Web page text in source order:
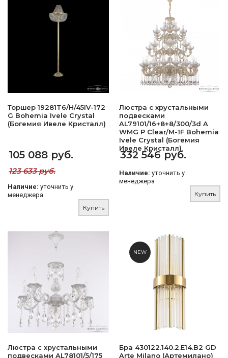
Торшер 19281T6/H/45IV-172
G Bohemia Ivele Crystal
(Богемия Ивеле Кристалл)
105 088 руб.
123 633 руб.
Наличие: уточнить у
менеджера
Купить
Люстра с хрустальными
подвесками
AL79101/16+8+8/300/3d A
WMG P Clear/M-1F Bohemia
Ivele Crystal (Богемия
Ивеле Кристалл)
332 546 руб.
Наличие: уточнить у
менеджера
Купить
Люстра с хрустальными
подвесками AL78101/5/175
NEW
Бра 430122.140.2.E14.B2 GD
Arte Milano (Артемилано)